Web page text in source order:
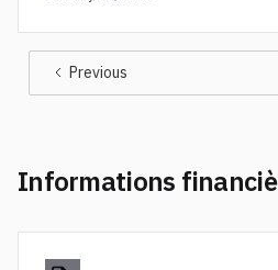
Previous
Informations